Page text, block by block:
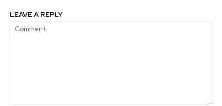
LEAVE A REPLY